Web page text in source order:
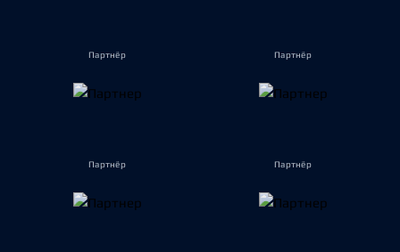
Партнёр Партнёр
Партнёр Партнёр